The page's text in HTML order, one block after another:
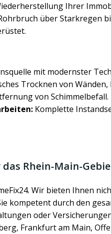
Ihrer
über Starkregen
mit modernster
Trocknen von Wänden,
von Schimmelbefall.
Komplette
Rhein-Main-
Wir bieten Ihnen
kompetent durch den
oder
Frankfurt am Main,